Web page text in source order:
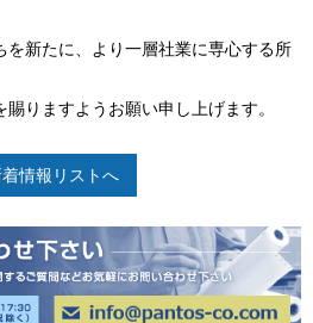
を新たに、より一層社業に専心する所
りますようお願い申し上げます。
着情報リストへ